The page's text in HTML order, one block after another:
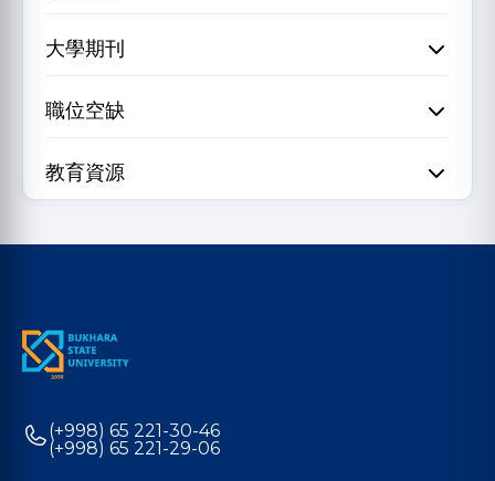
大學期刊
職位空缺
教育資源
(+998) 65 221-30-46
(+998) 65 221-29-06